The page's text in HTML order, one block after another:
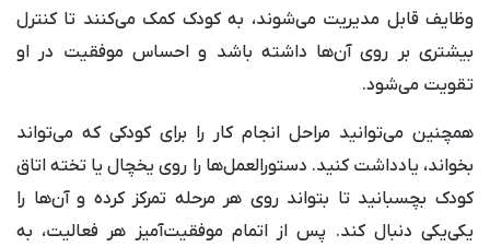
وظایف قابل مدیریت می‌شوند، به کودک کمک می‌کنند تا کنترل
بیشتری بر روی آن‌ها داشته باشد و احساس موفقیت در او
تقویت می‌شود.
همچنین می‌توانید مراحل انجام کار را برای کودکی که می‌تواند
بخواند، یادداشت کنید. دستورالعمل‌ها را روی یخچال یا تخته اتاق
کودک بچسبانید تا بتواند روی هر مرحله تمرکز کرده و آن‌ها را
یکی‌یکی دنبال کند. پس از اتمام موفقیت‌آمیز هر فعالیت، به